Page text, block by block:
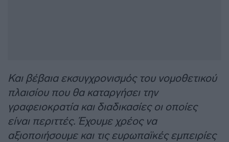
Και βέβαια εκσυγχρονισμός του νομοθετικού
πλαισίου που θα καταργήσει την
γραφειοκρατία και διαδικασίες οι οποίες
είναι περιττές. Έχουμε χρέος να
αξιοποιήσουμε και τις ευρωπαϊκές εμπειρίες